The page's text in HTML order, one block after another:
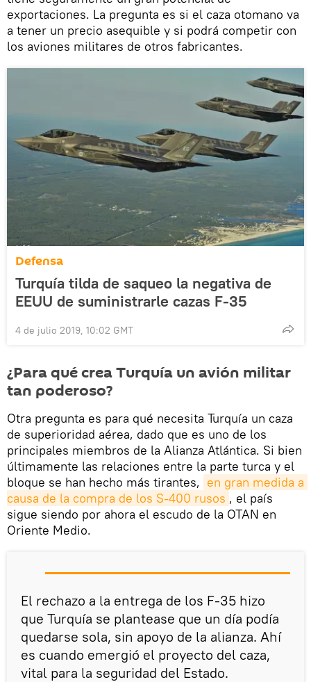
exportaciones. La pregunta es si el caza otomano va
a tener un precio asequible y si podrá competir con
los aviones militares de otros fabricantes.
Defensa
Turquía tilda de saqueo la negativa de
EEUU de suministrarle cazas F-35
4 de julio 2019, 10:02 GMT
¿Para qué crea Turquía un avión militar
tan poderoso?
Otra pregunta es para qué necesita Turquía un caza
de superioridad aérea, dado que es uno de los
principales miembros de la Alianza Atlántica. Si bien
últimamente las relaciones entre la parte turca y el
bloque se han hecho más tirantes, en gran medida a
causa de la compra de los S-400 rusos , el país
sigue siendo por ahora el escudo de la OTAN en
Oriente Medio.
El rechazo a la entrega de los F-35 hizo
que Turquía se plantease que un día podía
quedarse sola, sin apoyo de la alianza. Ahí
es cuando emergió el proyecto del caza,
vital para la seguridad del Estado.